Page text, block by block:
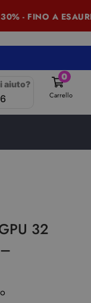
- FINO A
aiuto?
0
Carrello
32